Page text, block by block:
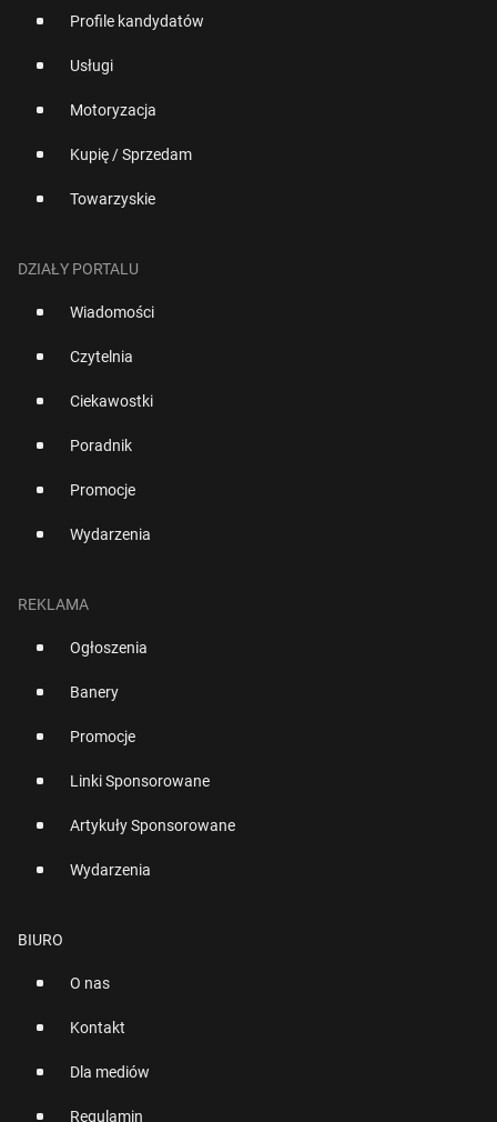
Profile kandydatów
Usługi
Motoryzacja
Kupię / Sprzedam
Towarzyskie
DZIAŁY PORTALU
Wiadomości
Czytelnia
Ciekawostki
Poradnik
Promocje
Wydarzenia
REKLAMA
Ogłoszenia
Banery
Promocje
Linki Sponsorowane
Artykuły Sponsorowane
Wydarzenia
BIURO
O nas
Kontakt
Dla mediów
Regulamin